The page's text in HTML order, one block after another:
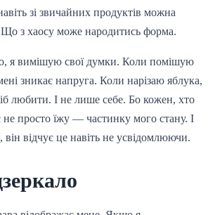
зі звичайних продуктів можна
з хаосу може народитись форма.
я вимішую свої думки. Коли помішую
зникає напруга. Коли нарізаю яблука,
любити. І не лише себе. Бо кожен, хто
не просто їжу — частинку мого стану. І
він відчує це навіть не усвідомлюючи.